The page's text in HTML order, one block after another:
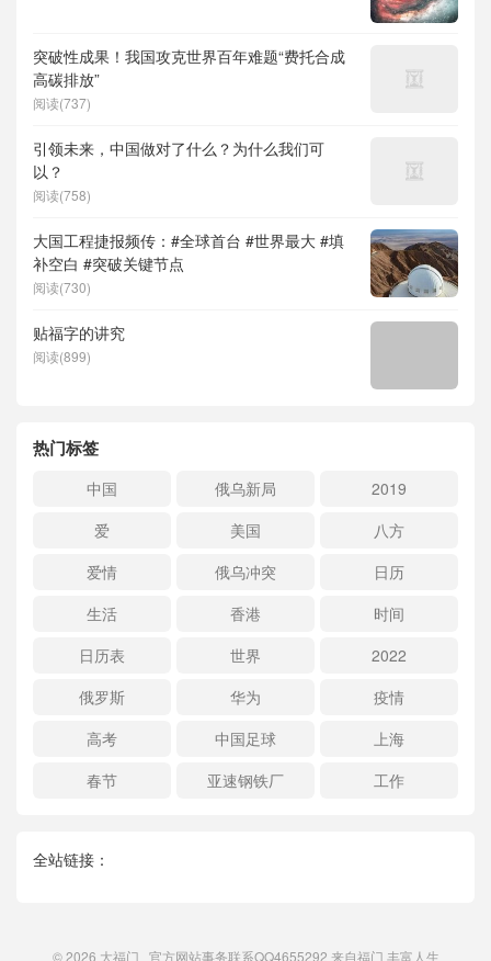
突破性成果！我国攻克世界百年难题“费托合成
高碳排放”
阅读(737)
引领未来，中国做对了什么？为什么我们可
以？
阅读(758)
大国工程捷报频传：#全球首台 #世界最大 #填
补空白 #突破关键节点
阅读(730)
贴福字的讲究
阅读(899)
热门标签
中国 俄乌新局
2019
爱
美国
八方
爱情
俄乌冲突
日历
生活
香港
时间
日历表
世界
2022
俄罗斯
华为
疫情
高考
中国足球
上海
春节
亚速钢铁厂 工作
全站链接：
© 2026 大福门 官方网站事务联系QQ4655292 来自福门 丰富人生